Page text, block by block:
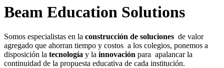
Beam Education Solutions
Somos especialistas en la construcción de soluciones de valor
agregado que ahorran tiempo y costos a los colegios, ponemos a
disposición la tecnología y la innovación para apalancar la
continuidad de la propuesta educativa de cada institución.